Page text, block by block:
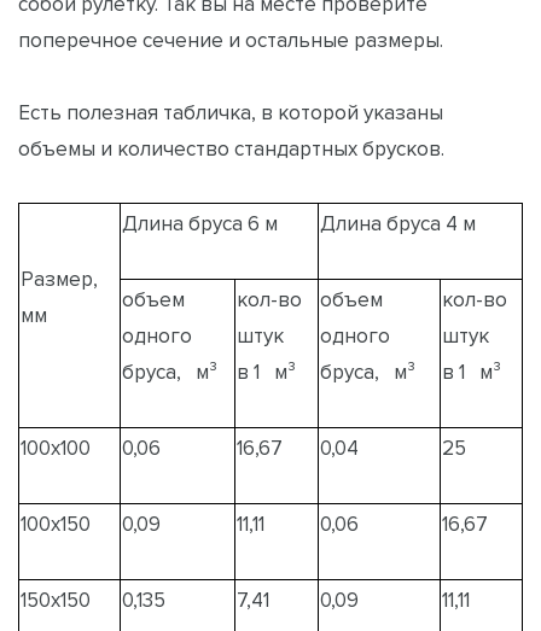
поперечное сечение и остальные размеры.
Есть полезная табличка, в которой указаны
объемы и количество стандартных брусков.
Размер,
мм
Длина бруса 6 м Длина бруса 4 м
объем
одного
бруса, м³
кол-во
штук
в 1 м³
объем
одного
бруса, м³
кол-во
штук
в 1 м³
100х100 0,06 16,67 0,04 25
100х150 0,09 11,11 0,06 16,67
150х150 0,135 7,41 0,09 11,11